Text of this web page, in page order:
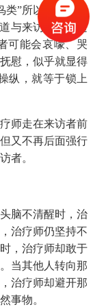
类”所以他鼓动治
与来访者陷入这
可能会哀嚎、哭
慰，似乎就显得
纵，就等于锁上
师走在来访者前
又不再后面强行
者。
脑不清醒时，治
治疗师仍坚持不
，治疗师却敢于
当其他人转向那
治疗师却避开那
事物。